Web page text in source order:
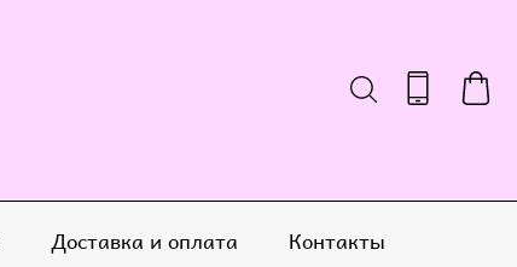
Доставка и оплата Контакты